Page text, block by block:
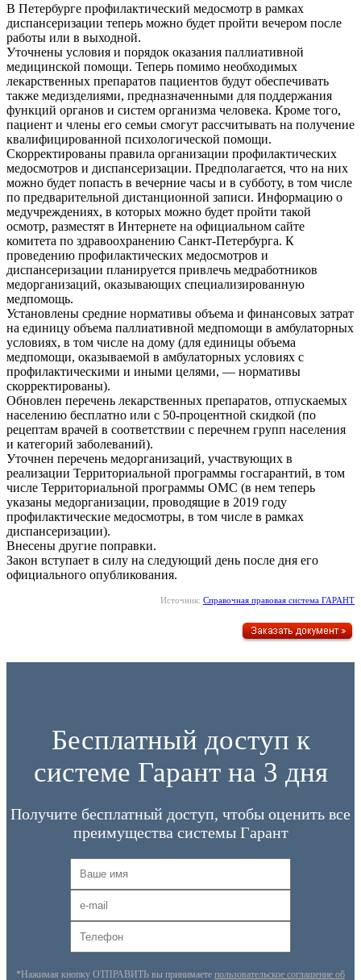
В Петербурге профилактический медосмотр в рамках
диспансеризации теперь можно будет пройти вечером после
работы или в выходной.
Уточнены условия и порядок оказания паллиативной
медицинской помощи. Теперь помимо необходимых
лекарственных препаратов пациентов будут обеспечивать
также медизделиями, предназначенными для поддержания
функций органов и систем организма человека. Кроме того,
пациент и члены его семьи смогут рассчитывать на получение
квалифицированной психологической помощи.
Скорректированы правила организации профилактических
медосмотров и диспансеризации. Предполагается, что на них
можно будет попасть в вечерние часы и в субботу, в том числе
по предварительной дистанционной записи. Информацию о
медучреждениях, в которых можно будет пройти такой
осмотр, разместят в Интернете на официальном сайте
комитета по здравоохранению Санкт-Петербурга. К
проведению профилактических медосмотров и
диспансеризации планируется привлечь медработников
медорганизаций, оказывающих специализированную
медпомощь.
Установлены средние нормативы объема и финансовых затрат
на единицу объема паллиативной медпомощи в амбулаторных
условиях, в том числе на дому (для единицы объема
медпомощи, оказываемой в амбулаторных условиях с
профилактическими и иными целями, — нормативы
скорректированы).
Обновлен перечень лекарственных препаратов, отпускаемых
населению бесплатно или с 50-процентной скидкой (по
рецептам врачей в соответствии с перечнем групп населения
и категорий заболеваний).
Уточнен перечень медорганизаций, участвующих в
реализации Территориальной программы госгарантий, в том
числе Территориальной программы ОМС (в нем теперь
указаны медорганизации, проводящие в 2019 году
профилактические медосмотры, в том числе в рамках
диспансеризации).
Внесены другие поправки.
Закон вступает в силу на следующий день после дня его
официального опубликования.
Источник: Справочная правовая система ГАРАНТ
Бесплатный доступ к
системе Гарант на 3 дня
Получите бесплатный доступ, чтобы оценить все
преимущества системы Гарант
*Нажимая кнопку ОТПРАВИТЬ вы принимаете пользовательское соглашение об